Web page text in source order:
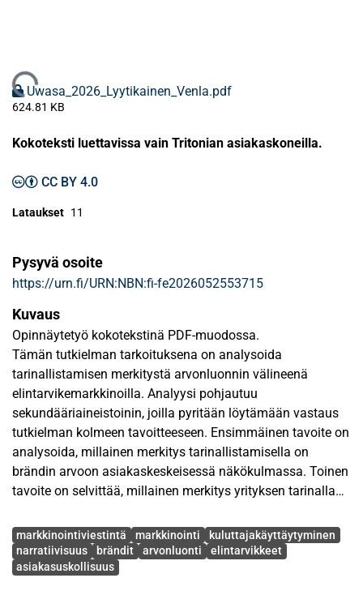
Ladataan...Uwasa_2026_Lyytikainen_Venla.pdf
624.81 KB
Kokoteksti luettavissa vain Tritonian asiakaskoneilla.
CC BY 4.0
Lataukset 11
Pysyvä osoite
https://urn.fi/URN:NBN:fi-fe2026052553715
Kuvaus
Opinnäytetyö kokotekstinä PDF-muodossa.
Tämän tutkielman tarkoituksena on analysoida
tarinallistamisen merkitystä arvonluonnin välineenä
elintarvikemarkkinoilla. Analyysi pohjautuu
sekundääriaineistoinin, joilla pyritään löytämään vastaus
tutkielman kolmeen tavoitteeseen. Ensimmäinen tavoite on
analysoida, millainen merkitys tarinallistamisella on
brändin arvoon asiakaskeskeisessä näkökulmassa. Toinen
tavoite on selvittää, millainen merkitys yrityksen tarinalla
selvittää, miten tarinallistaminen vaikuttaa
asiakasuskollisuuden luomiseen elintarvikemarkkinoilla.
Analyysin pohjalta tutkielmassa pyritään löytämään
Avainsanat
markkinointiviestintä markkinointi
kuluttajakäyttäytyminen
narratiivisuus
brändit arvonluonti
elintarvikkeet
asiakasuskollisuus